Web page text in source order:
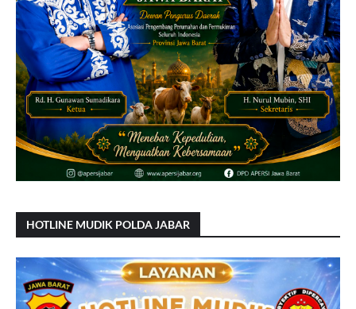
HOTLINE MUDIK POLDA JABAR